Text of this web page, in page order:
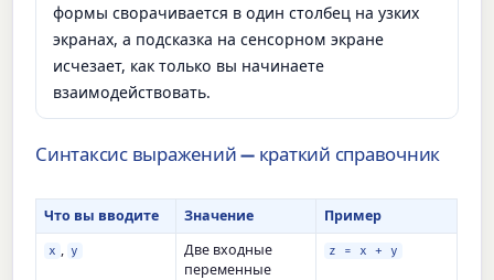
формы сворачивается в один столбец на узких
экранах, а подсказка на сенсорном экране
исчезает, как только вы начинаете
взаимодействовать.
Синтаксис выражений — краткий справочник
Что вы вводите Значение Пример
x , y
Две входные
переменные
z = x + y